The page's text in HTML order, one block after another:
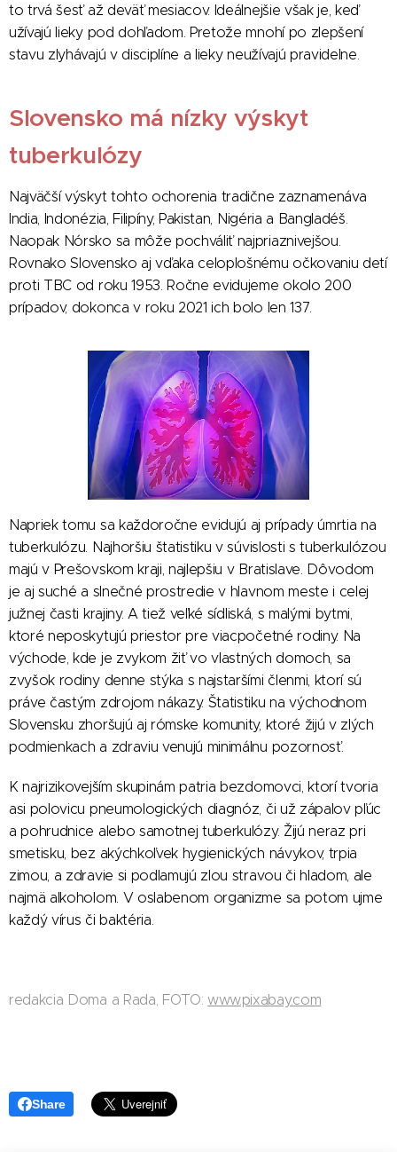
to trvá šesť až deväť mesiacov. Ideálnejšie však je, keď
užívajú lieky pod dohľadom. Pretože mnohí po zlepšení
stavu zlyhávajú v disciplíne a lieky neužívajú pravidelne.
Slovensko má nízky výskyt
tuberkulózy
Najväčší výskyt tohto ochorenia tradične zaznamenáva
India, Indonézia, Filipíny, Pakistan, Nigéria a Bangladéš.
Naopak Nórsko sa môže pochváliť najpriaznivejšou.
Rovnako Slovensko aj vďaka celoplošnému očkovaniu detí
proti TBC od roku 1953. Ročne evidujeme okolo 200
prípadov, dokonca v roku 2021 ich bolo len 137.
Napriek tomu sa každoročne evidujú aj prípady úmrtia na
tuberkulózu. Najhoršiu štatistiku v súvislosti s tuberkulózou
majú v Prešovskom kraji, najlepšiu v Bratislave. Dôvodom
je aj suché a slnečné prostredie v hlavnom meste i celej
južnej časti krajiny. A tiež veľké sídliská, s malými bytmi,
ktoré neposkytujú priestor pre viacpočetné rodiny. Na
východe, kde je zvykom žiť vo vlastných domoch, sa
zvyšok rodiny denne stýka s najstaršími členmi, ktorí sú
práve častým zdrojom nákazy. Štatistiku na východnom
Slovensku zhoršujú aj rómske komunity, ktoré žijú v zlých
podmienkach a zdraviu venujú minimálnu pozornosť.
K najrizikovejším skupinám patria bezdomovci, ktorí tvoria
asi polovicu pneumologických diagnóz, či už zápalov pľúc
a pohrudnice alebo samotnej tuberkulózy. Žijú neraz pri
smetisku, bez akýchkoľvek hygienických návykov, trpia
zimou, a zdravie si podlamujú zlou stravou či hladom, ale
najmä alkoholom. V oslabenom organizme sa potom ujme
každý vírus či baktéria.
redakcia Doma a Rada, FOTO:www.pixabay.com
Share